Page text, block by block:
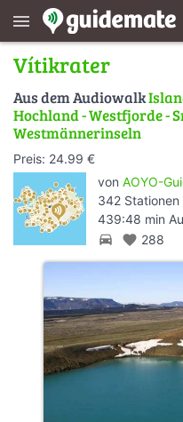
menu
Vítikrater
Aus dem Audiowalk
Hochland - Westfjorde -
Westmännerinseln
Preis: 24.99 €
von AOYO-
342 Stationen
439:48 min
directions_car favorite 288